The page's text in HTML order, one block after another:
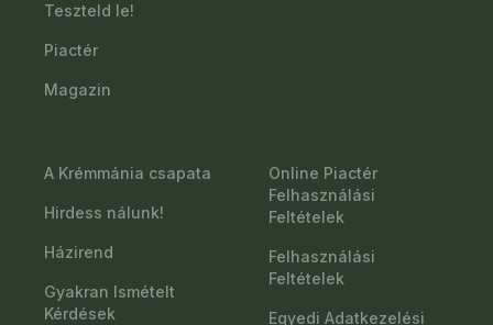
Teszteld le!
Piactér
Magazin
A Krémmánia csapata
Hirdess nálunk!
Házirend
Gyakran Ismételt
Kérdések
Online Piactér
Felhasználási
Feltételek
Felhasználási
Feltételek
Egyedi Adatkezelési